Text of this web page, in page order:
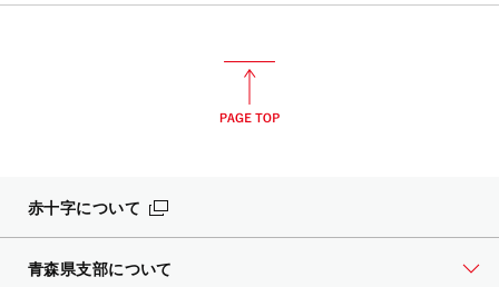
赤十字について
青森県支部について